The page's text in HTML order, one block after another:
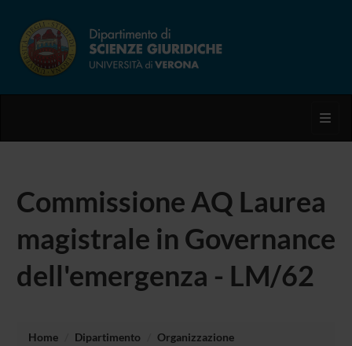
Commissione AQ Laurea
magistrale in Governance
dell'emergenza - LM/62
Home Dipartimento
Organizzazione